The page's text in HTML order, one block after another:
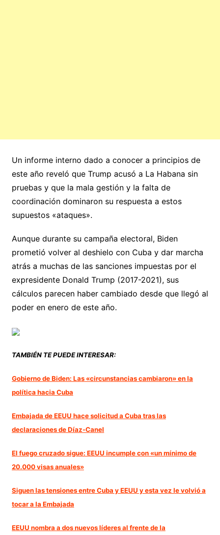
Un informe interno dado a conocer a principios de
este año reveló que Trump acusó a La Habana sin
pruebas y que la mala gestión y la falta de
coordinación dominaron su respuesta a estos
supuestos «ataques».
Aunque durante su campaña electoral, Biden
prometió volver al deshielo con Cuba y dar marcha
atrás a muchas de las sanciones impuestas por el
expresidente Donald Trump (2017-2021), sus
cálculos parecen haber cambiado desde que llegó al
poder en enero de este año.
TAMBIÉN TE PUEDE INTERESAR:
Gobierno de Biden: Las «circunstancias cambiaron» en la
política hacia Cuba
Embajada de EEUU hace solicitud a Cuba tras las
declaraciones de Díaz-Canel
El fuego cruzado sigue: EEUU incumple con «un mínimo de
20.000 visas anuales»
Siguen las tensiones entre Cuba y EEUU y esta vez le volvió a
tocar a la Embajada
EEUU nombra a dos nuevos líderes al frente de la